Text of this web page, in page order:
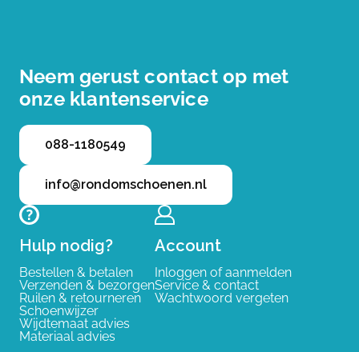
Neem gerust contact op met
onze klantenservice
088-1180549
info@rondomschoenen.nl
Hulp nodig?
Bestellen & betalen
Verzenden & bezorgen
Ruilen & retourneren
Schoenwijzer
Wijdtemaat advies
Materiaal advies
Account
Inloggen of aanmelden
Service & contact
Wachtwoord vergeten